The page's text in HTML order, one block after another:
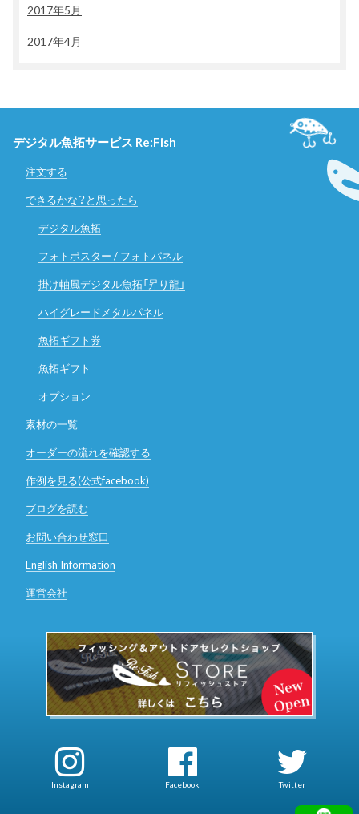
2017年5月
2017年4月
デジタル魚拓サービス Re:Fish
注文する
できるかな？と思ったら
デジタル魚拓
フォトポスター / フォトパネル
掛け軸風デジタル魚拓「昇り龍」
ハイグレードメタルパネル
魚拓ギフト券
魚拓ギフト
オプション
素材の一覧
オーダーの流れを確認する
作例を見る(公式facebook)
ブログを読む
お問い合わせ窓口
English Information
運営会社
Instagram Facebook Twitter